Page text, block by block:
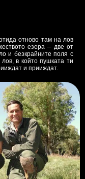
отново там на лов
езера – две от
и безкрайните поля с
в който пушката ти
и прииждат.